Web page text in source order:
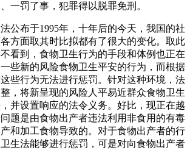
一罚了事，犯罪得以脱罪免刑。
布于1995年，十年后的今天，我国的社
方面取其时比拟都有了很大的变化。取此
看到，食物卫生行为的手段和体例也正在
些新的风险食物卫生平安的行为，而根据
些行为无法进行惩罚。针对这种环境，法
，将新呈现的风险人平易近群众食物卫生
并设置响应的法令义务。好比，现正在越
题是由食物出产者违法利用非食用的有毒
和加工食物导致的。对于食物出产者的行
生法能够进行惩罚，可是对向食物出产者